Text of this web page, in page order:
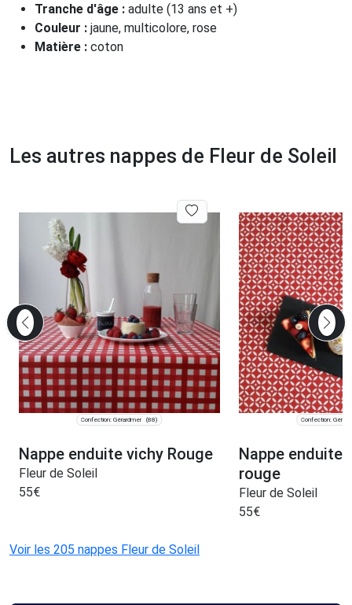
Tranche d'âge : adulte (13 ans et +)
Couleur : jaune, multicolore, rose
Matière : coton
Les autres nappes de Fleur de Soleil
Confection: Gérardmer (88)
Nappe enduite vichy Rouge
Fleur de Soleil
55€
Confection:
Nappe enduite
rouge
Fleur de Soleil
55€
Voir les 205 nappes Fleur de Soleil